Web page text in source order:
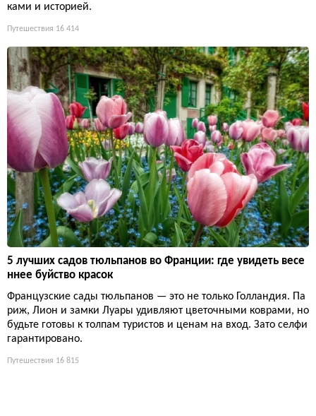
ками и историей.
Путешествия 16 414
5 лучших садов тюльпанов во Франции: где увидеть весе
ннее буйство красок
Французские сады тюльпанов — это не только Голландия. Па
риж, Лион и замки Луары удивляют цветочными коврами, но
будьте готовы к толпам туристов и ценам на вход. Зато селфи
гарантировано.
Путешествия 16 815